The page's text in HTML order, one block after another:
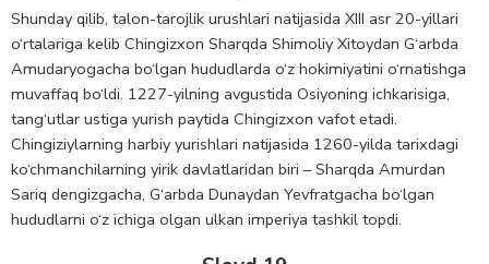
Shunday qilib, talon-tarojlik urushlari natijasida XIII asr 20-yillari
o‘rtalariga kelib Chingizxon Sharqda Shimoliy Xitoydan G‘arbda
Amudaryogacha bo‘lgan hududlarda o‘z hokimiyatini o‘rnatishga
muvaffaq bo‘ldi. 1227-yilning avgustida Osiyoning ichkarisiga,
tang‘utlar ustiga yurish paytida Chingizxon vafot etadi.
Chingiziylarning harbiy yurishlari natijasida 1260-yilda tarixdagi
ko‘chmanchilarning yirik davlatlaridan biri – Sharqda Amurdan
Sariq dengizgacha, G‘arbda Dunaydan Yevfratgacha bo‘lgan
hududlarni o‘z ichiga olgan ulkan imperiya tashkil topdi.